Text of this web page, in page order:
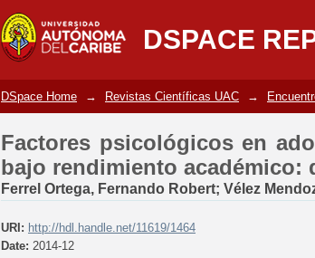
DSPACE
Factores psicológicos en
académico: depresión y
DSpace Home → Revistas Científicas UAC →
Factores psicológicos en
bajo rendimiento académico:
Ferrel Ortega, Fernando Robert; Vélez
URI: http://hdl.handle.net/11619/1464
Date: 2014-12